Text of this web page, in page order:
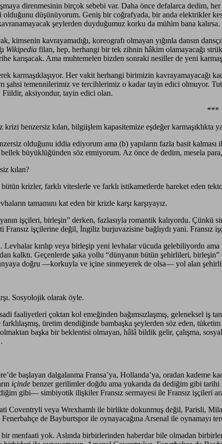
direnmesinin birçok sebebi var. Daha önce defalarca dedim,
olduğunu düşünüyorum. Geniş bir coğrafyada, bir anda elektrikler
şeylerden duyduğumuz korku da mühim bana kalırsa.
kimsenin kavrayamadığı, koreografı olmayan yığınla dansın
Wikipedia filan, hep, herhangi bir tek zihnin hâkim olamayacağı
karışacak. Ama muhtemelen bizden sonraki nesiller de yeni
karmaşıklaşıyor. Her vakit herhangi birimizin kavrayamayacağı
şahsi temennilerimiz ve tercihlerimiz o kadar tayin edici olmuyor.
Fiildir, aksiyondur, tayin edici olan.
***
krizi benzersiz kılan, bilgiişlem kapasitemize eşdeğer karmaşıklıkta
olduğunu iddia ediyorum ama (b) yapıların fazla basit
bellek büyüklüğünden söz etmiyorum. Az önce de dedim, mesela
kılan?
krizler, farklı viteslerle ve farklı istikametlerde hareket eden
tamamını kat eden bir krizle karşı karşıyayız.
işçileri, birleşin” derken, fazlasıyla romantik kalıyordu.
Fransız işçilerine değil, İngiliz burjuvazisine bağlıydı yani. Fransız
Levhalar kırılıp veya birleşip yeni levhalar vücuda gelebiliyordu
kalktı. Geçenlerde şaka yollu “dünyanın bütün şehirlileri,
doğru —korkuyla ve içine sinmeyerek de olsa— yol alan
Sosyolojik olarak öyle.
faaliyetleri çoktan kol emeğinden bağımsızlaşmış, geleneksel iş
üretim dendiğinde bambaşka şeylerden söz eden,
başka bir beklentisi olmayan, hâlâ bildik gelir, çalışma,
başlayan dalgalanma Fransa’ya, Hollanda’ya, oradan kademe
içinde benzer gerilimler doğdu ama yukarıda da dediğim gibi
gibi— simbiyotik ilişkiler Fransız sermayesi ile Fransız işçileri
Coventryli veya Wrexhamlı ile birlikte dokunmuş değil, Parisli,
de Bayburtspor ile oynayacağına Arsenal ile oynamayı
menfaati yok. Aslında birbirlerinden haberdar bile olmadan